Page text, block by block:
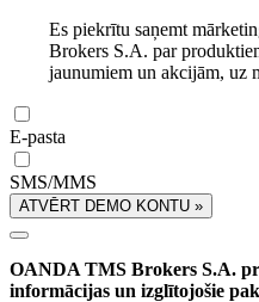
Es piekrītu saņemt
Brokers S.A. par
jaunumiem un akcijām, uz
E-pasta
SMS/MMS
ATVĒRT DEMO KONTU »
OANDA TMS Brokers S.A.
informācijas un izglītojošie